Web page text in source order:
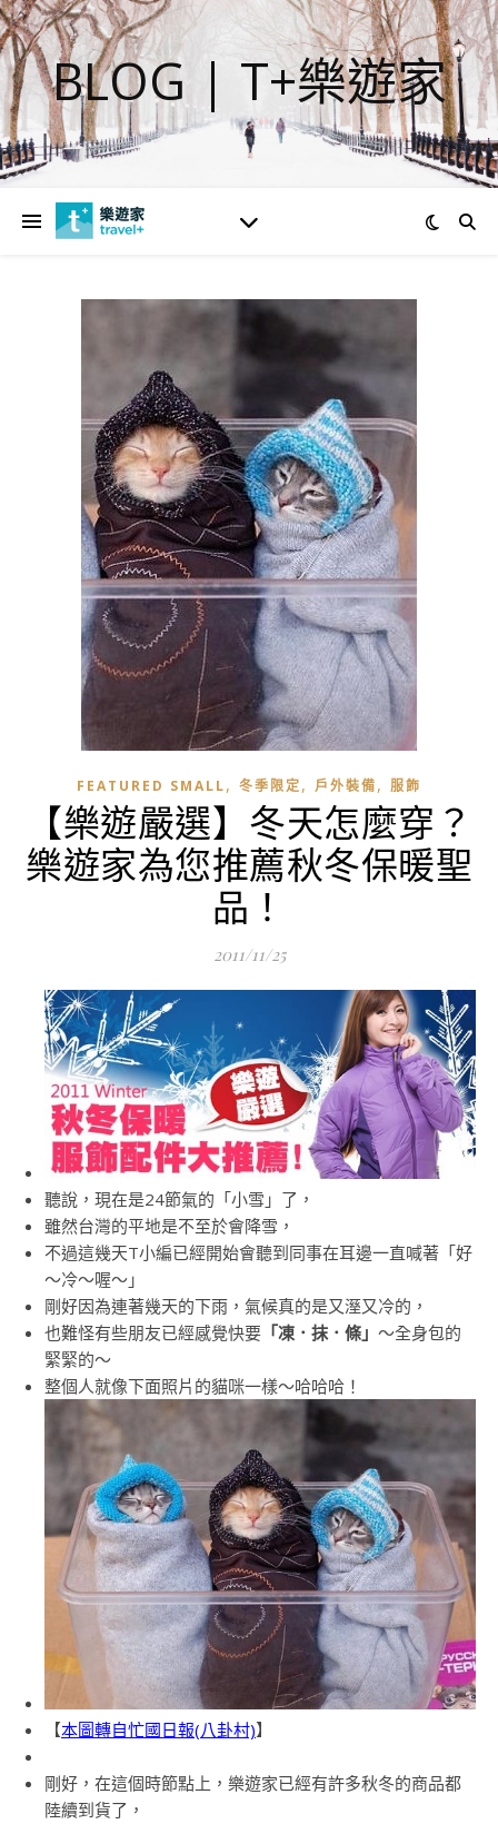
BLOG | T+樂遊家
FEATURED SMALL, 冬季限定, 戶外裝備, 服飾
【樂遊嚴選】冬天怎麼穿？
樂遊家為您推薦秋冬保暖聖
品！
2011/11/25
聽說，現在是24節氣的「小雪」了，
雖然台灣的平地是不至於會降雪，
不過這幾天T小編已經開始會聽到同事在耳邊一直喊著「好
～冷～喔～」
剛好因為連著幾天的下雨，氣候真的是又溼又冷的，
也難怪有些朋友已經感覺快要 「凍．抹．條」 ～全身包的
緊緊的～
整個人就像下面照片的貓咪一樣～哈哈哈！
【本圖轉自忙國日報(八卦村)】
剛好，在這個時節點上，樂遊家已經有許多秋冬的商品都
陸續到貨了，